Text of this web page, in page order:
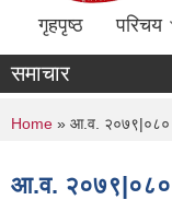
गृहपृष्ठ परिचय
समाचार
You are
Home » आ.व. २०७९|०८०
आ.व. २०७९|०८०